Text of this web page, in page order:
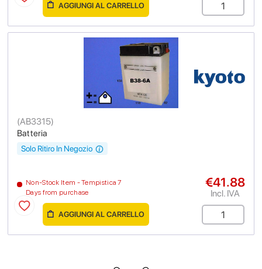
AGGIUNGI AL CARRELLO
Batteria
(AB3315)
Non-Stock Item - Tempistica 7
Days from purchase
Solo Ritiro In Negozio
€41.88
Incl. IVA
AGGIUNGI AL CARRELLO